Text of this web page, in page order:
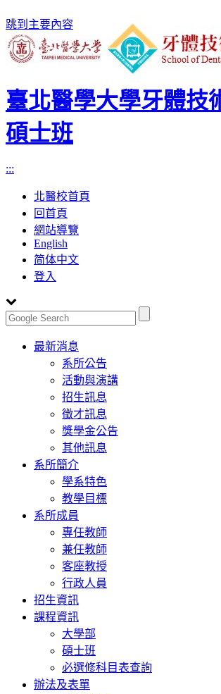
跳到主要內容
臺北醫學大學牙體技
碩士班
:::
北醫校首頁
回首頁
網站導覽
English
简体中文
登入
Toggle
navigation
最新消息
系所公告
活動與演講
招生訊息
徵才訊息
獎學金公告
其他訊息
系所簡介
學系特色
教學目標
系所成員
專任教師
兼任教師
客座教授
行政人員
招生資訊
課程資訊
大學部
碩士班
必選修科目表查詢
辦法及表單